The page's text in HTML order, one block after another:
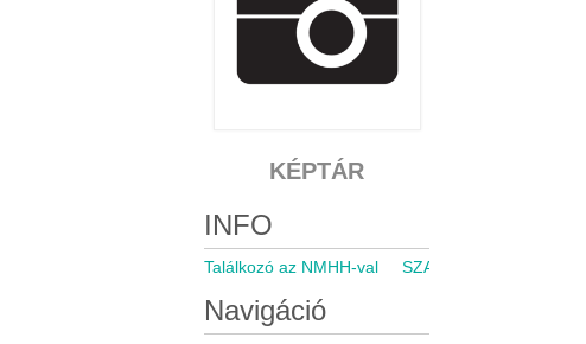
KÉPTÁR
INFO
Találkozó az NMHH-val SZARÁMA közgyűlés
Navigáció